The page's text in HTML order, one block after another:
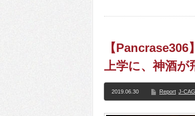
【
上学に、神酒が
2019.06.30 Report J-